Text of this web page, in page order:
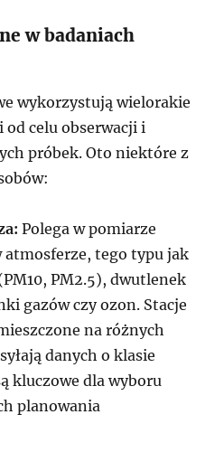
w badaniach
wykorzystują wielorakie
celu obserwacji i
próbek. Oto niektóre z
Polega w pomiarze
atmosferze, tego typu jak
PM2.5), dwutlenek
gazów czy ozon. Stacje
na różnych
danych o klasie
kluczowe dla wyboru
planowania